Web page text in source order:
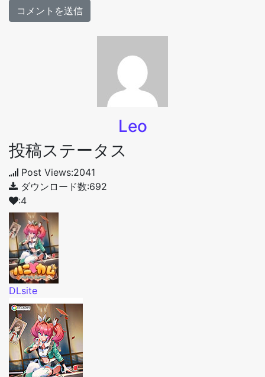
Leo
投稿ステータス
Post Views:2041
ダウンロード数:692
:4
DLsite